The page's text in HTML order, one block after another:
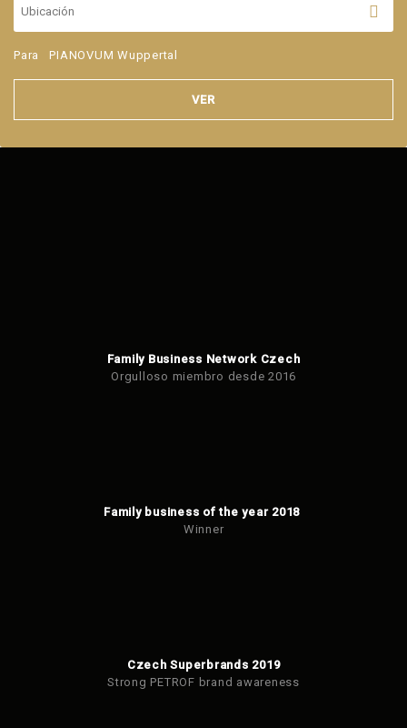
Para PIANOVUM Wuppertal
VER
Family Business Network Czech
Orgulloso miembro desde 2016
Family business of the year 2018
Winner
Czech Superbrands 2019
Strong PETROF brand awareness